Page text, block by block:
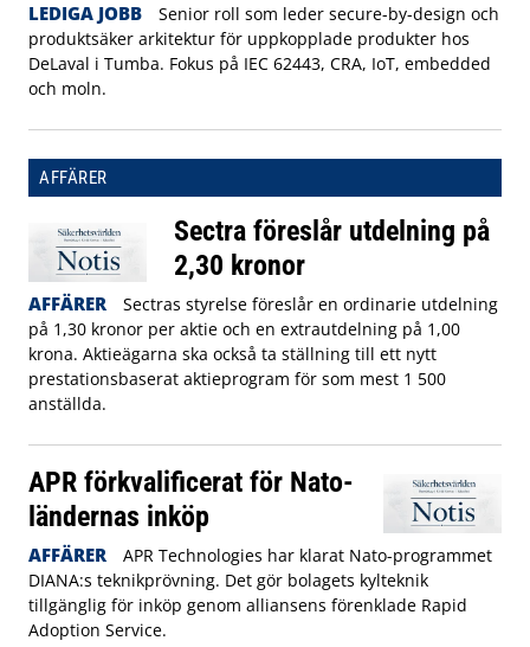
LEDIGA JOBB
Senior roll som leder secure-by-design och
produktsäker arkitektur för uppkopplade produkter hos
DeLaval i Tumba. Fokus på IEC 62443, CRA, IoT, embedded
och moln.
AFFÄRER
Sectra föreslår utdelning på
2,30 kronor
AFFÄRER
Sectras styrelse föreslår en ordinarie utdelning
på 1,30 kronor per aktie och en extrautdelning på 1,00
krona. Aktieägarna ska också ta ställning till ett nytt
prestationsbaserat aktieprogram för som mest 1 500
anställda.
APR förkvalificerat för Nato-
ländernas inköp
AFFÄRER
APR Technologies har klarat Nato-programmet
DIANA:s teknikprövning. Det gör bolagets kylteknik
tillgänglig för inköp genom alliansens förenklade Rapid
Adoption Service.